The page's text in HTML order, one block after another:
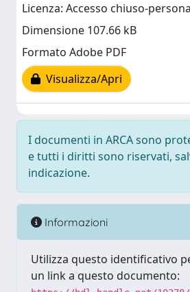
Licenza: Accesso chiuso-
Dimensione 107.66 kB
Formato Adobe PDF
Visualizza/Apri
I documenti in ARCA sono
e tutti i diritti sono riservati,
indicazione.
Informazioni
Utilizza questo identificativo
un link a questo documento: